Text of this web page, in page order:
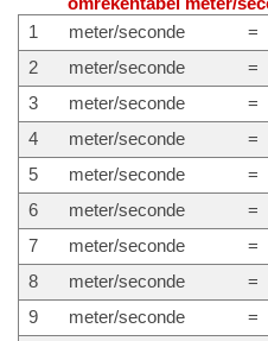
1
meter/seconde =
2
meter/seconde =
3
meter/seconde =
4
meter/seconde =
5
meter/seconde =
6
meter/seconde =
7
meter/seconde =
8
meter/seconde =
9
meter/seconde =